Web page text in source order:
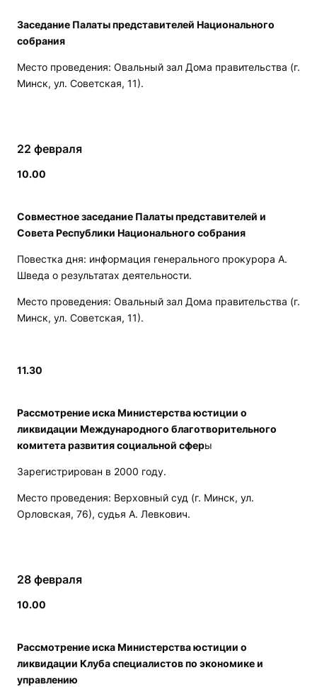
Заседание Палаты представителей Национального
собрания
Место проведения: Овальный зал Дома правительства (г.
Минск, ул. Советская, 11).
22 февраля
10.00
Совместное заседание Палаты представителей и
Совета Республики Национального собрания
Повестка дня: информация генерального прокурора А.
Шведа о результатах деятельности.
Место проведения: Овальный зал Дома правительства (г.
Минск, ул. Советская, 11).
11.30
Рассмотрение иска Министерства юстиции о
ликвидации Международного благотворительного
комитета развития социальной сферы
Зарегистрирован в 2000 году.
Место проведения: Верховный суд (г. Минск, ул.
Орловская, 76), судья А. Левкович.
28 февраля
10.00
Рассмотрение иска Министерства юстиции о
ликвидации Клуба специалистов по экономике и
управлению